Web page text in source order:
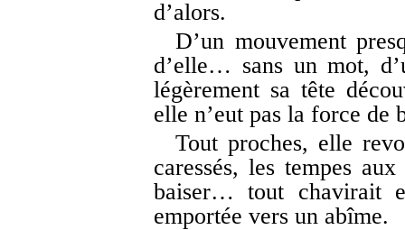
d’alors.
D’un mouvement
d’elle… sans un mot,
légèrement sa tête
elle n’eut pas la force de
Tout proches, elle
caressés, les tempes
baiser… tout chavirait
emportée vers un abîme.